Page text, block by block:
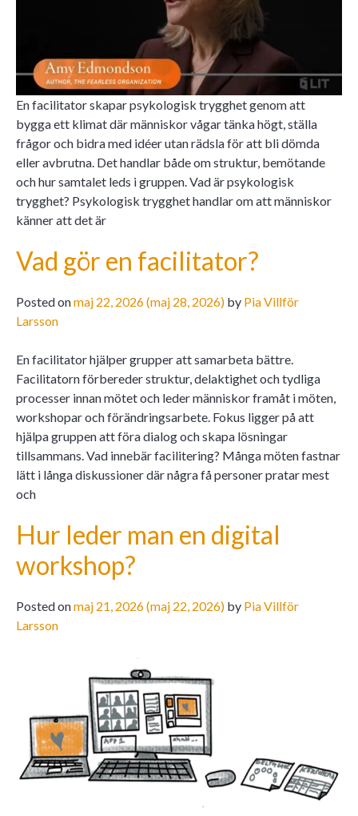
En facilitator skapar psykologisk trygghet genom att
bygga ett klimat där människor vågar tänka högt, ställa
frågor och bidra med idéer utan rädsla för att bli dömda
eller avbrutna. Det handlar både om struktur, bemötande
och hur samtalet leds i gruppen. Vad är psykologisk
trygghet? Psykologisk trygghet handlar om att människor
känner att det är
Vad gör en facilitator?
Posted onmaj 22, 2026(maj 28, 2026) by Pia Villför
Larsson
En facilitator hjälper grupper att samarbeta bättre.
Facilitatorn förbereder struktur, delaktighet och tydliga
processer innan mötet och leder människor framåt i möten,
workshopar och förändringsarbete. Fokus ligger på att
hjälpa gruppen att föra dialog och skapa lösningar
tillsammans. Vad innebär facilitering? Många möten fastnar
lätt i långa diskussioner där några få personer pratar mest
och
Hur leder man en digital
workshop?
Posted onmaj 21, 2026(maj 22, 2026) by Pia Villför
Larsson